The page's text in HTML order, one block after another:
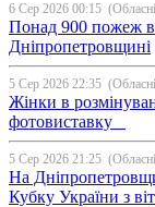
6 Сер 2026 00:15
Понад 900 пожеж в
Дніпропетровщині
5 Сер 2026 22:35
Жінки в
фотовиставку
5 Сер 2026 21:25
На
Кубку України з